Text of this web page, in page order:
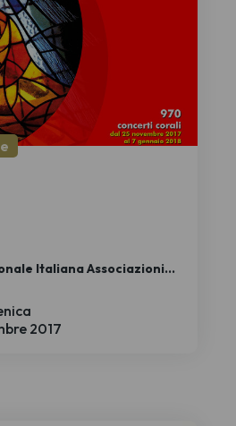
2017
Italiana Associazioni